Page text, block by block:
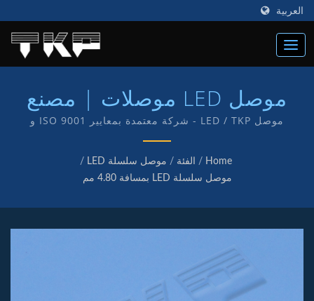
العربية
موصل LED موصلات | مصنع
موصلات الكمبيوتر عالية التيار |
TKP
موصل LED / TKP - شركة معتمدة بمعايير ISO 9001 و
IATF16949 وهذا يعكس التزامنا بتقديم خدمة ومنتجات عالية
الجودة لعملائنا. لدينا قسم البحث والتطوير وتصنيع منتجاتنا
الخاصة بعلامة TKP.
Home
/ الفئة / موصل سلسلة LED
/
موصل سلسلة LED بمسافة 4.80 مم